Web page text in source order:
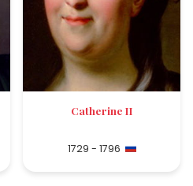
Catherine II
1729 - 1796